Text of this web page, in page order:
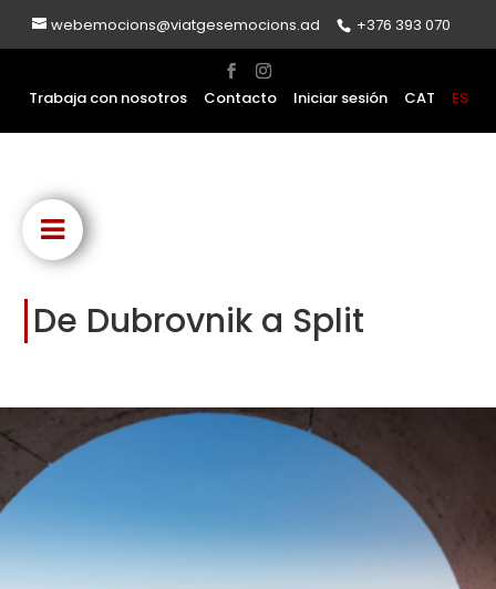
webemocions@viatgesemocions.ad +376 393 070
Trabaja con nosotros Contacto Iniciar sesión CAT ES
De Dubrovnik a Split